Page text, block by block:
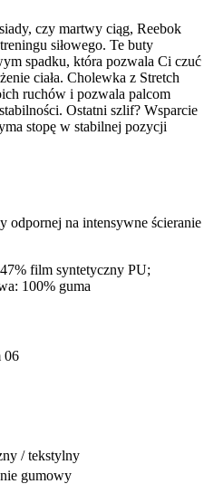
czy martwy ciąg, Reebok
siłowego. Te buty
spadku, która pozwala Ci czuć
ciała. Cholewka z Stretch
ruchów i pozwala palcom
Ostatni szlif? Wsparcie
stopę w stabilnej pozycji
odpornej na intensywne ścieranie
film syntetyczny PU;
100% guma
06
/ tekstylny
gumowy